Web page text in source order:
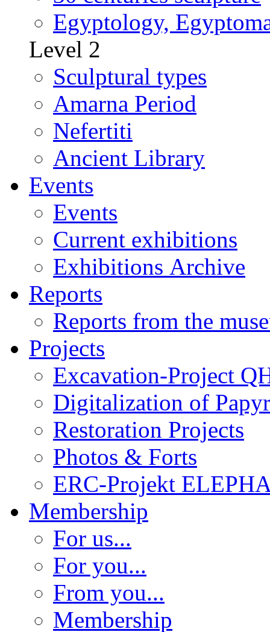
Egyptology,
Level 2
Sculptural types
Amarna Period
Nefertiti
Ancient Library
Events
Events
Current exhibitions
Exhibitions Archive
Reports
Reports from the
Projects
Excavation-Project
Digitalization of
Restoration Projects
Photos & Forts
ERC-Projekt
Membership
For us...
For you...
From you...
Membership